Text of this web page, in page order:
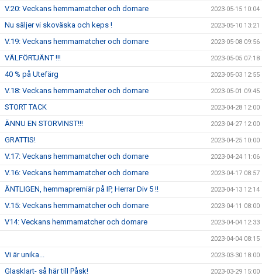
V.20: Veckans hemmamatcher och domare 2023-05-15 10:04
Nu säljer vi skoväska och keps ! 2023-05-10 13:21
V.19: Veckans hemmamatcher och domare 2023-05-08 09:56
VÄLFÖRTJÄNT !!! 2023-05-05 07:18
40 % på Utefärg 2023-05-03 12:55
V.18: Veckans hemmamatcher och domare 2023-05-01 09:45
STORT TACK 2023-04-28 12:00
ÄNNU EN STORVINST!!! 2023-04-27 12:00
GRATTIS! 2023-04-25 10:00
V.17: Veckans hemmamatcher och domare 2023-04-24 11:06
V.16: Veckans hemmamatcher och domare 2023-04-17 08:57
ÄNTLIGEN, hemmapremiär på IP, Herrar Div 5 !! 2023-04-13 12:14
V.15: Veckans hemmamatcher och domare 2023-04-11 08:00
V14: Veckans hemmamatcher och domare 2023-04-04 12:33
2023-04-04 08:15
Vi är unika... 2023-03-30 18:00
Glasklart- så här till Påsk! 2023-03-29 15:00